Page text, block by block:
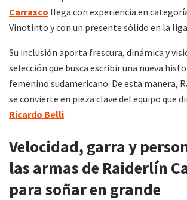
Carrasco llega con experiencia en
Vinotinto y con un presente sólido en la
Su inclusión aporta frescura, dinámica y
selección que busca escribir una nueva
femenino sudamericano. De esta manera,
se convierte en pieza clave del equipo que
Ricardo Belli.
Velocidad, garra y
las armas de Raiderlín
para soñar en grande